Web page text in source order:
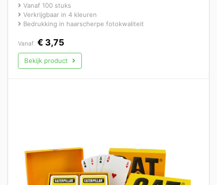
Vanaf 100 stuks
Verkrijgbaar in 4 kleuren
Bedrukking in haarscherpe fotokwaliteit
Vanaf € 3,75
Bekijk product